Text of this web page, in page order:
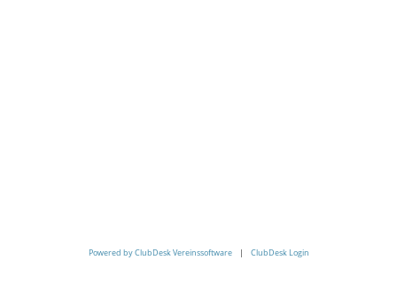
Powered by ClubDesk Vereinssoftware| ClubDesk Login